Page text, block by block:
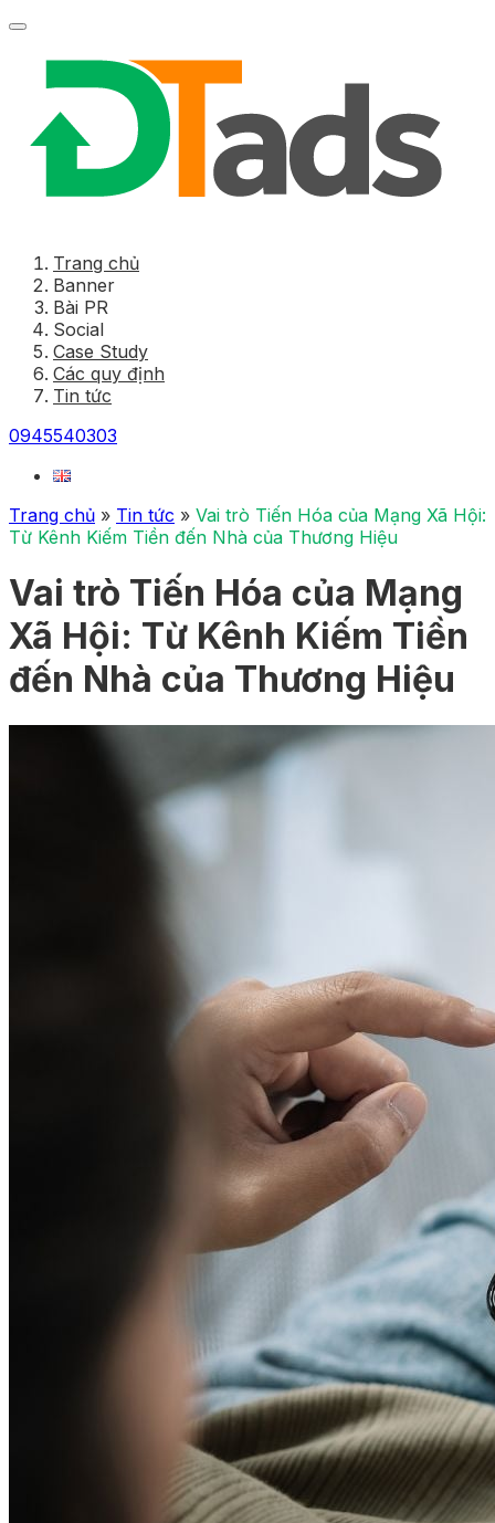
Trang chủ
Banner
Bài PR
Social
Case Study
Các quy định
Tin tức
0945540303
Trang chủ » Tin tức » Vai trò Tiến Hóa của Mạng Xã Hội:
Từ Kênh Kiếm Tiền đến Nhà của Thương Hiệu
Vai trò Tiến Hóa của Mạng
Xã Hội: Từ Kênh Kiếm Tiền
đến Nhà của Thương Hiệu